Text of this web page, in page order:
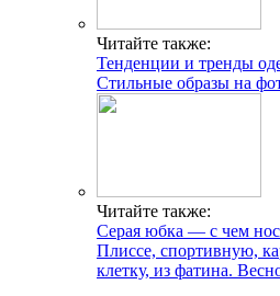
Читайте также:
Тенденции и тренды
Стильные образы на
Читайте также:
Серая юбка — с чем
Плиссе, спортивную,
клетку, из фатина.